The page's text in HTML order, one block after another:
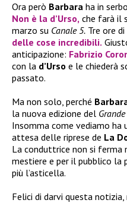
Ora però Barbara ha in
Non è la d’Urso, che farà il
marzo su Canale 5. Tre ore
delle cose incredibili.
anticipazione: Fabrizio
con la d’Urso e le chiederà
passato.
Ma non solo, perché
la nuova edizione del
Insomma come vediamo ha
attesa delle riprese de La
La conduttrice non si ferma
mestiere e per il pubblico la
più l’asticella.
Felici di darvi questa notizia,